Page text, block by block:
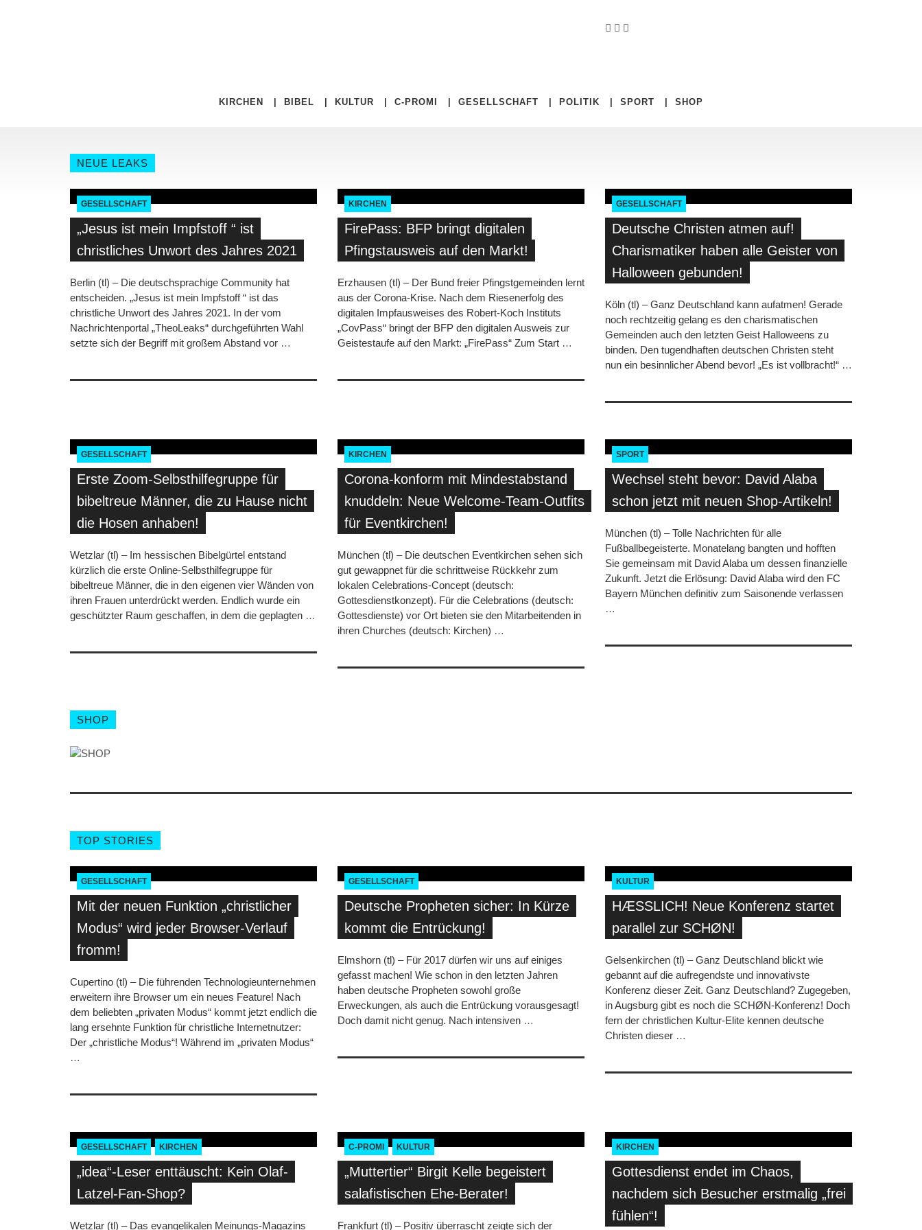
KIRCHEN BIBEL KULTUR C-PROMI GESELLSCHAFT POLITIK SPORT SHOP
NEUE LEAKS
GESELLSCHAFT
„Jesus ist mein Impfstoff “ ist
christliches Unwort des Jahres 2021
Berlin (tl) – Die deutschsprachige Community hat
entscheiden. „Jesus ist mein Impfstoff “ ist das
christliche Unwort des Jahres 2021. In der vom
Nachrichtenportal „TheoLeaks“ durchgeführten Wahl
setzte sich der Begriff mit großem Abstand vor …
KIRCHEN
FirePass: BFP bringt digitalen
Pfingstausweis auf den Markt!
Erzhausen (tl) – Der Bund freier Pfingstgemeinden lernt
aus der Corona-Krise. Nach dem Riesenerfolg des
digitalen Impfausweises des Robert-Koch Instituts
„CovPass“ bringt der BFP den digitalen Ausweis zur
Geistestaufe auf den Markt: „FirePass“ Zum Start …
GESELLSCHAFT
Deutsche Christen atmen auf!
Charismatiker haben alle Geister von
Halloween gebunden!
Köln (tl) – Ganz Deutschland kann aufatmen! Gerade
noch rechtzeitig gelang es den charismatischen
Gemeinden auch den letzten Geist Halloweens zu
binden. Den tugendhaften deutschen Christen steht
nun ein besinnlicher Abend bevor! „Es ist vollbracht!“ …
GESELLSCHAFT
Erste Zoom-Selbsthilfegruppe für
bibeltreue Männer, die zu Hause nicht
die Hosen anhaben!
Wetzlar (tl) – Im hessischen Bibelgürtel entstand
kürzlich die erste Online-Selbsthilfegruppe für
bibeltreue Männer, die in den eigenen vier Wänden von
ihren Frauen unterdrückt werden. Endlich wurde ein
geschützter Raum geschaffen, in dem die geplagten …
KIRCHEN
Corona-konform mit Mindestabstand
knuddeln: Neue Welcome-Team-Outfits
für Eventkirchen!
München (tl) – Die deutschen Eventkirchen sehen sich
gut gewappnet für die schrittweise Rückkehr zum
lokalen Celebrations-Concept (deutsch:
Gottesdienstkonzept). Für die Celebrations (deutsch:
Gottesdienste) vor Ort bieten sie den Mitarbeitenden in
ihren Churches (deutsch: Kirchen) …
SPORT
Wechsel steht bevor: David Alaba
schon jetzt mit neuen Shop-Artikeln!
München (tl) – Tolle Nachrichten für alle
Fußballbegeisterte. Monatelang bangten und hofften
Sie gemeinsam mit David Alaba um dessen finanzielle
Zukunft. Jetzt die Erlösung: David Alaba wird den FC
Bayern München definitiv zum Saisonende verlassen
…
SHOP
TOP STORIES
GESELLSCHAFT
Mit der neuen Funktion „christlicher
Modus“ wird jeder Browser-Verlauf
fromm!
Cupertino (tl) – Die führenden Technologieunternehmen
erweitern ihre Browser um ein neues Feature! Nach
dem beliebten „privaten Modus“ kommt jetzt endlich die
lang ersehnte Funktion für christliche Internetnutzer:
Der „christliche Modus“! Während im „privaten Modus“
…
GESELLSCHAFT
Deutsche Propheten sicher: In Kürze
kommt die Entrückung!
Elmshorn (tl) – Für 2017 dürfen wir uns auf einiges
gefasst machen! Wie schon in den letzten Jahren
haben deutsche Propheten sowohl große
Erweckungen, als auch die Entrückung vorausgesagt!
Doch damit nicht genug. Nach intensiven …
KULTUR
HÆSSLICH! Neue Konferenz startet
parallel zur SCHØN!
Gelsenkirchen (tl) – Ganz Deutschland blickt wie
gebannt auf die aufregendste und innovativste
Konferenz dieser Zeit. Ganz Deutschland? Zugegeben,
in Augsburg gibt es noch die SCHØN-Konferenz! Doch
fern der christlichen Kultur-Elite kennen deutsche
Christen dieser …
GESELLSCHAFT KIRCHEN
„idea“-Leser enttäuscht: Kein Olaf-
Latzel-Fan-Shop?
Wetzlar (tl) – Das evangelikalen Meinungs-Magazins
C-PROMI KULTUR
„Muttertier“ Birgit Kelle begeistert
salafistischen Ehe-Berater!
Frankfurt (tl) – Positiv überrascht zeigte sich der
KIRCHEN
Gottesdienst endet im Chaos,
nachdem sich Besucher erstmalig „frei
fühlen“!